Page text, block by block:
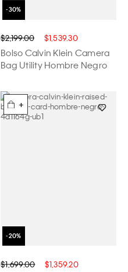
$2,199.00 $1,539.30
Bolso Calvin Klein Camera
Bag Utility Hombre Negro
+
$1,699.00 $1,359.20